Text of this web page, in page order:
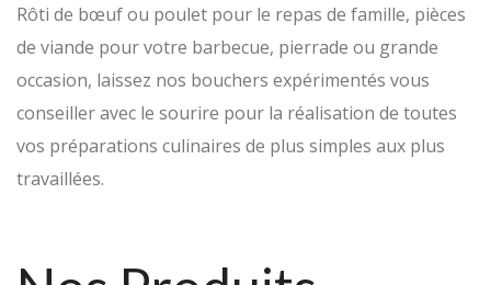
Rôti de bœuf ou poulet pour le repas de famille, pièces
de viande pour votre barbecue, pierrade ou grande
occasion, laissez nos bouchers expérimentés vous
conseiller avec le sourire pour la réalisation de toutes
vos préparations culinaires de plus simples aux plus
travaillées.